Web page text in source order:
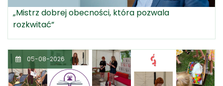
„Mistrz dobrej obecności, która pozwala
rozkwitać”
05-08-2026